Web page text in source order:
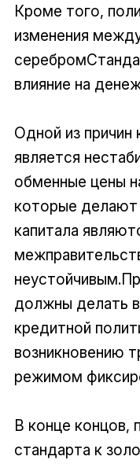
Кроме того,
изменения
влияние на
Одной из причин
является
обменные цены
которые
капитала
должны делать
кредитной
возникновению
режимом
В конце концов,
стандарта к